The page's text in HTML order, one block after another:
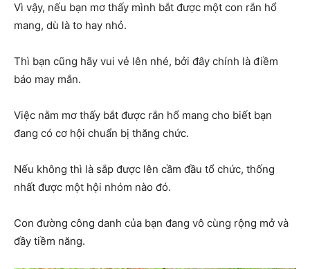
Vì vậy, nếu bạn mơ thấy mình bắt được một con rắn hổ
mang, dù là to hay nhỏ.
Thì bạn cũng hãy vui vẻ lên nhé, bởi đây chính là điềm
báo may mắn.
Việc nằm mơ thấy bắt được rắn hổ mang cho biết bạn
đang có cơ hội chuẩn bị thăng chức.
Nếu không thì là sắp được lên cầm đầu tổ chức, thống
nhất được một hội nhóm nào đó.
Con đường công danh của bạn đang vô cùng rộng mở và
đầy tiềm năng.